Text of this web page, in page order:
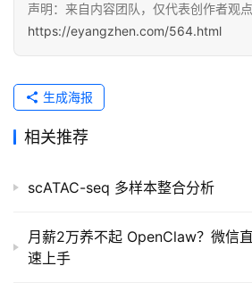
码
用
链
接
声明：来自内容团队，仅代表创作者观点
https://eyangzhen.com/564.html
生成海报
相关推荐
scATAC-seq 多样本整合分析
月薪2万养不起 OpenClaw？微信
速上手